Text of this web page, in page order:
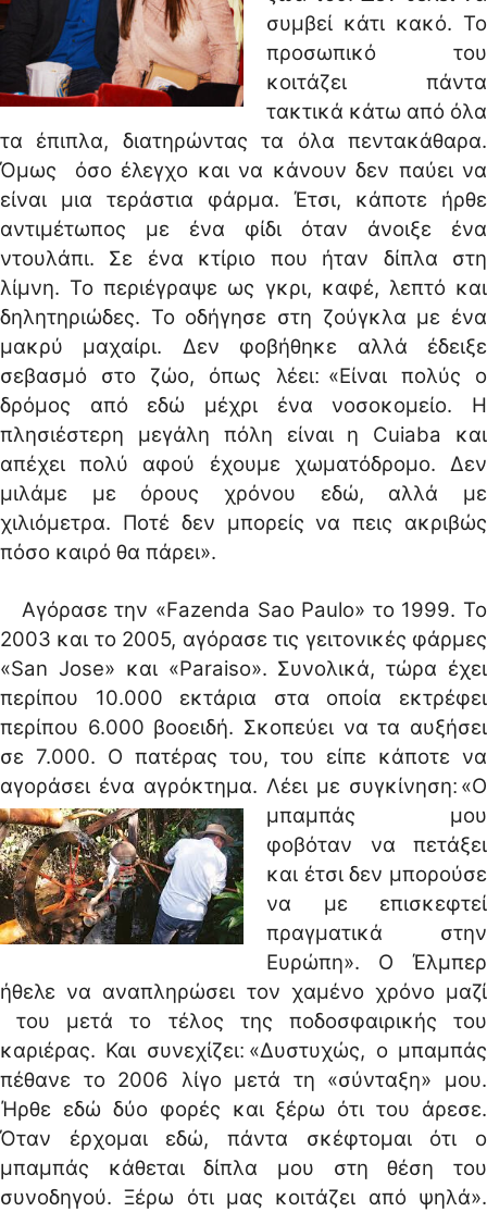
συμβεί κάτι κακό. Το
προσωπικό του
κοιτάζει πάντα
τακτικά κάτω από όλα
τα έπιπλα, διατηρώντας τα όλα πεντακάθαρα.
Όμως όσο έλεγχο και να κάνουν δεν παύει να
είναι μια τεράστια φάρμα. Έτσι, κάποτε ήρθε
αντιμέτωπος με ένα φίδι όταν άνοιξε ένα
ντουλάπι. Σε ένα κτίριο που ήταν δίπλα στη
λίμνη. Το περιέγραψε ως γκρι, καφέ, λεπτό και
δηλητηριώδες. Το οδήγησε στη ζούγκλα με ένα
μακρύ μαχαίρι. Δεν φοβήθηκε αλλά έδειξε
σεβασμό στο ζώο, όπως λέει׃ «Είναι πολύς ο
δρόμος από εδώ μέχρι ένα νοσοκομείο. Η
πλησιέστερη μεγάλη πόλη είναι η Cuiaba και
απέχει πολύ αφού έχουμε χωματόδρομο. Δεν
μιλάμε με όρους χρόνου εδώ, αλλά με
χιλιόμετρα. Ποτέ δεν μπορείς να πεις ακριβώς
πόσο καιρό θα πάρει».
Αγόρασε την «Fazenda Sao Paulo» το 1999. Το
2003 και το 2005, αγόρασε τις γειτονικές φάρμες
«San Jose» και «Paraiso». Συνολικά, τώρα έχει
περίπου 10.000 εκτάρια στα οποία εκτρέφει
περίπου 6.000 βοοειδή. Σκοπεύει να τα αυξήσει
σε 7.000. Ο πατέρας του, του είπε κάποτε να
αγοράσει ένα αγρόκτημα. Λέει με συγκίνηση׃ «Ο
μπαμπάς μου
φοβόταν να πετάξει
και έτσι δεν μπορούσε
να με επισκεφτεί
πραγματικά στην
Ευρώπη». Ο Έλμπερ
ήθελε να αναπληρώσει τον χαμένο χρόνο μαζί
του μετά το τέλος της ποδοσφαιρικής του
καριέρας. Και συνεχίζει׃ «Δυστυχώς, ο μπαμπάς
πέθανε το 2006 λίγο μετά τη «σύνταξη» μου.
Ήρθε εδώ δύο φορές και ξέρω ότι του άρεσε.
Όταν έρχομαι εδώ, πάντα σκέφτομαι ότι ο
μπαμπάς κάθεται δίπλα μου στη θέση του
συνοδηγού. Ξέρω ότι μας κοιτάζει από ψηλά».